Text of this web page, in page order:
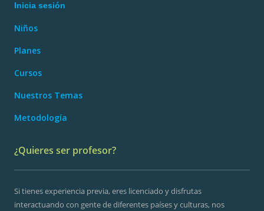
Inicia sesión
Niños
Planes
Cursos
Nuestros Temas
Metodología
¿Quieres ser profesor?
Si tienes experiencia previa, eres licenciado y disfrutas
interactuando con gente de diferentes países y culturas, nos